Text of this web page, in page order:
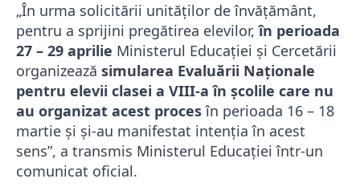
„În urma solicitării unităților de învățământ,
pentru a sprijini pregătirea elevilor,în perioada
27 – 29 aprilie Ministerul Educației și Cercetării
organizează simularea Evaluării Naționale
pentru elevii clasei a VIII-a în școlile care nu
au organizat acest procesîn perioada 16 – 18
martie și și-au manifestat intenția în acest
sens”, a transmis Ministerul Educației într-un
comunicat oficial.